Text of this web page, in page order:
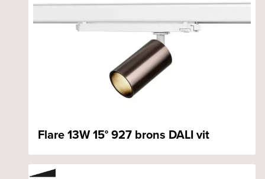
Flare 13W 15° 927 brons DALI vit